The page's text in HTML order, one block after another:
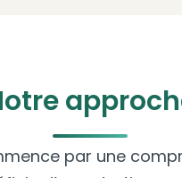
par une